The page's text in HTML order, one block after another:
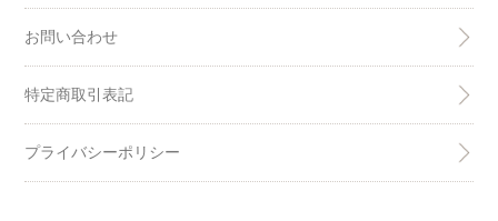
お問い合わせ
特定商取引表記
プライバシーポリシー